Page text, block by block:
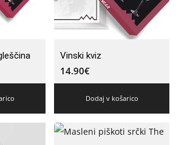
Vinski kviz
14.90€
Dodaj v košarico